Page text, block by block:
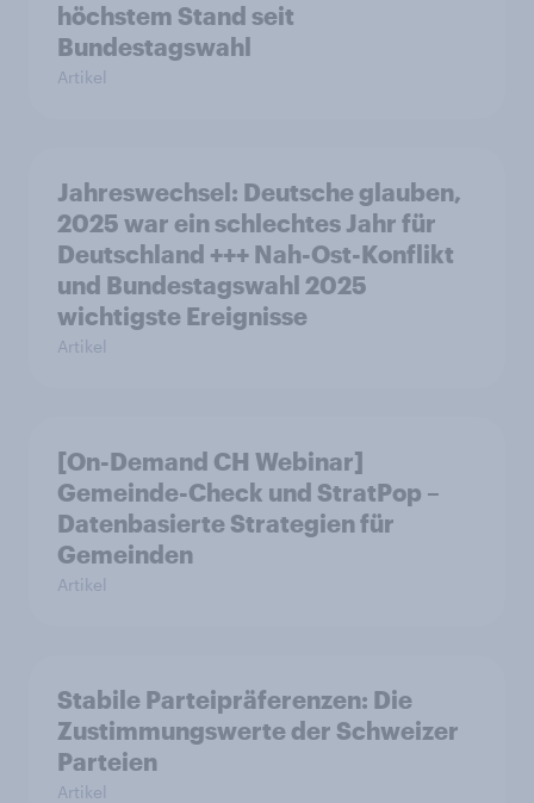
höchstem Stand seit
Bundestagswahl
Artikel
Jahreswechsel: Deutsche glauben,
2025 war ein schlechtes Jahr für
Deutschland +++ Nah-Ost-Konflikt
und Bundestagswahl 2025
wichtigste Ereignisse
Artikel
[On-Demand CH Webinar]
Gemeinde-Check und StratPop –
Datenbasierte Strategien für
Gemeinden
Artikel
Stabile Parteipräferenzen: Die
Zustimmungswerte der Schweizer
Parteien
Artikel